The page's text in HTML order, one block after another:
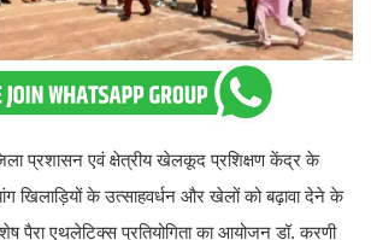
प्रशासन एवं क्षेत्रीय खेलकूद प्रशिक्षण केंद्र के
खिलाड़ियों के उत्साहवर्धन और खेलों को बढ़ावा देने के
पैरा एथलेटिक्स प्रतियोगिता का आयोजन डॉ. करणी